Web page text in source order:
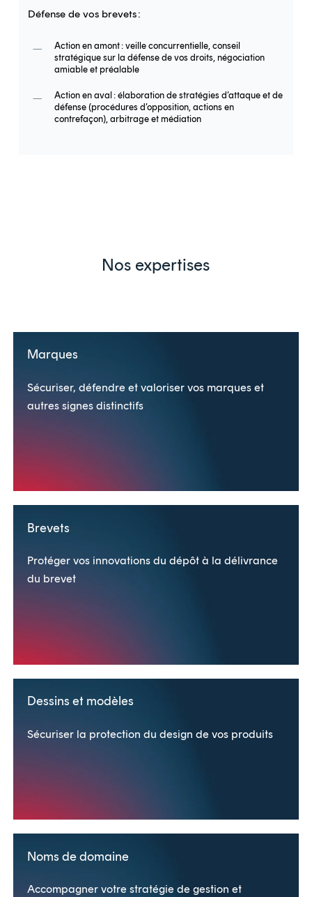
Défense de vos brevets :
Action en amont : veille concurrentielle, conseil
stratégique sur la défense de vos droits, négociation
amiable et préalable
Action en aval : élaboration de stratégies d’attaque et de
défense (procédures d’opposition, actions en
contrefaçon), arbitrage et médiation
Nos expertises
Marques
Sécuriser, défendre et valoriser vos marques et
autres signes distinctifs
Brevets
Protéger vos innovations du dépôt à la délivrance
du brevet
Dessins et modèles
Sécuriser la protection du design de vos produits
Noms de domaine
Accompagner votre stratégie de gestion et